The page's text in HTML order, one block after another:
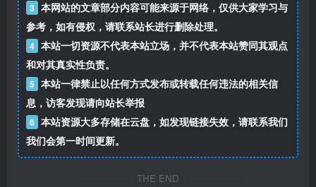
3 本网站的文章部分内容可能来源于网络，仅供大家学习与
参考，如有侵权，请联系站长进行删除处理。
4 本站一切资源不代表本站立场，并不代表本站赞同其观点
和对其真实性负责。
5 本站一律禁止以任何方式发布或转载任何违法的相关信
息，访客发现请向站长举报
6 本站资源大多存储在云盘，如发现链接失效，请联系我们
我们会第一时间更新。
THE END